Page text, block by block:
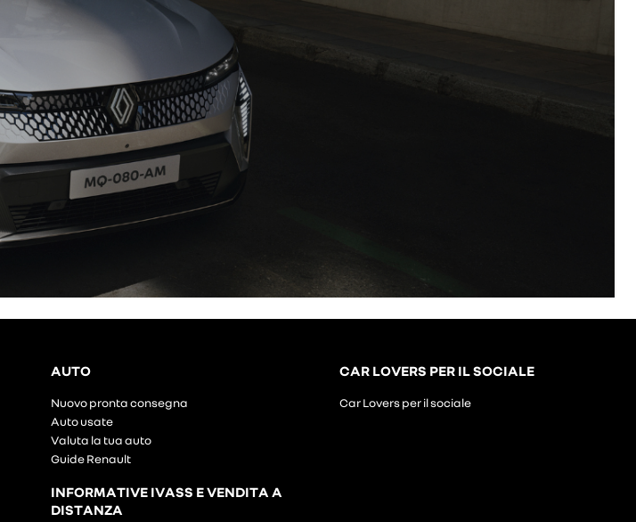
AUTO
Nuovo pronta consegna
Auto usate
Valuta la tua auto
Guide Renault
CAR LOVERS PER IL SOCIALE
Car Lovers per il sociale
INFORMATIVE IVASS E VENDITA A
DISTANZA